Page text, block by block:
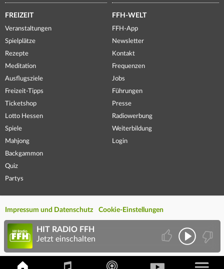
FREIZEIT
Veranstaltungen
Spielplätze
Rezepte
Meditation
Ausflugsziele
Freizeit-Tipps
Ticketshop
Lotto Hessen
Spiele
Mahjong
Backgammon
Quiz
Partys
FFH-WELT
FFH-App
Newsletter
Kontakt
Frequenzen
Jobs
Führungen
Presse
Radiowerbung
Weiterbildung
Login
Impressum und Datenschutz Cookie-Einstellungen
HIT RADIO FFH
Jetzt einschalten